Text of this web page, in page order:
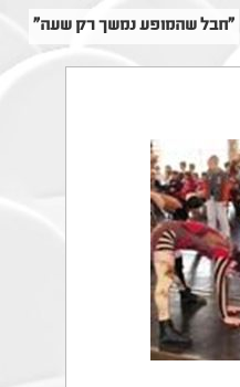
"חבל שהמופע נמשך רק שעה"